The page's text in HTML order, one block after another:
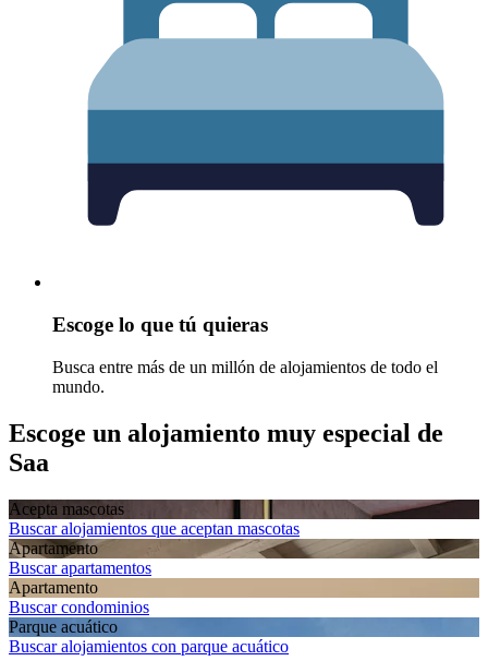
Escoge lo que tú quieras
Busca entre más de un millón de alojamientos de todo el
mundo.
Escoge un alojamiento muy especial de
Saa
Acepta mascotas
Buscar alojamientos que aceptan mascotas
Apartamento
Buscar apartamentos
Apartamento
Buscar condominios
Parque acuático
Buscar alojamientos con parque acuático